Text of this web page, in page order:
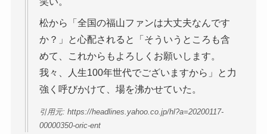
松から「全国の福山ファンは大丈夫なんです
か？」と心配されると「そういうところも含
めて、これからもよろしくお願いします。
我々、人生100年世代でございますから」と力
強く呼びかけて、場を沸かせていた。
引用元: https://headlines.yahoo.co.jp/hl?a=20200117-
00000350-oric-ent